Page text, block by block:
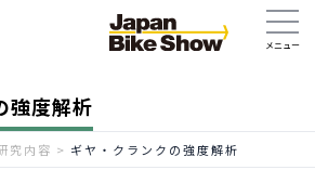
強度解析
究内容 > ギヤ・クランクの強度解析